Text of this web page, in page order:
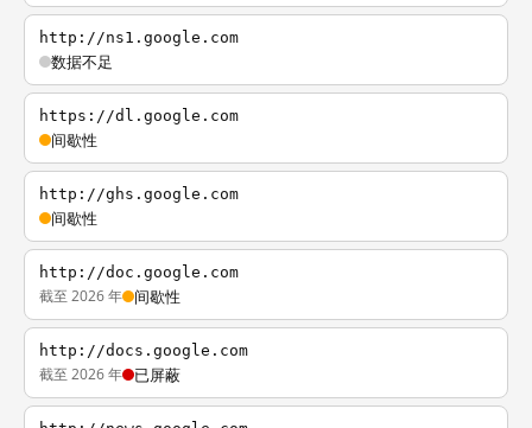
http://ns1.google.com
数据不足
https://dl.google.com
间歇性
http://ghs.google.com
间歇性
http://doc.google.com
截至 2026 年 间歇性
http://docs.google.com
截至 2026 年 已屏蔽